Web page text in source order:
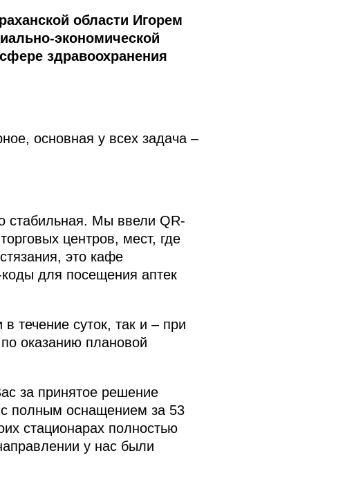
области Игорем
экономической
здравоохранения
основная у всех задача –
стабильная. Мы ввели QR-
центров, мест, где
это кафе
для посещения аптек
течение суток, так и – при
оказанию плановой
за принятое решение
с полным оснащением за 53
стационарах полностью
у нас были